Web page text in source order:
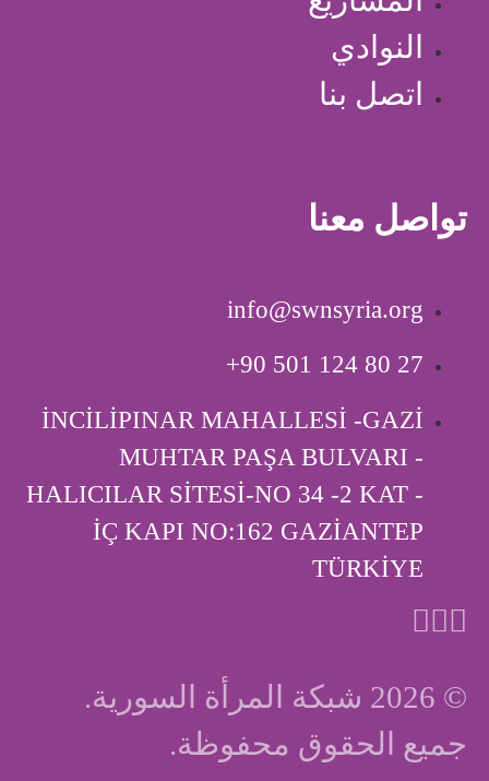
النوادي
اتصل بنا
تواصل معنا
info@swnsyria.org
‎+90 501 124 80 27
İNCİLİPINAR MAHALLESİ -GAZİ
MUHTAR PAŞA BULVARI -
HALICILAR SİTESİ-NO 34 -2 KAT -
İÇ KAPI ‎NO:162 GAZİANTEP
TÜRKİYE
© 2026 شبكة المرأة السورية.
جميع الحقوق محفوظة.